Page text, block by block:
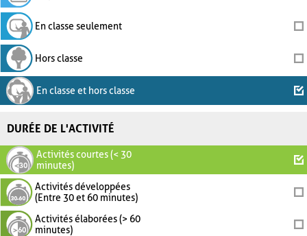
En classe seulement
Hors classe
En classe et hors classe
DURÉE DE L'ACTIVITÉ
Activités courtes (< 30
minutes)
Activités développées
(Entre 30 et 60 minutes)
Activités élaborées (> 60
minutes)